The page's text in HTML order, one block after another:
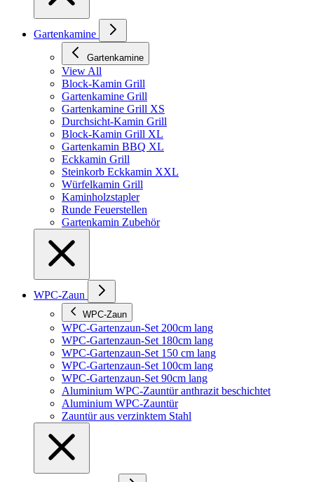
Gartenkamine
Gartenkamine
View All
Block-Kamin Grill
Gartenkamine Grill
Gartenkamine Grill XS
Durchsicht-Kamin Grill
Block-Kamin Grill XL
Gartenkamin BBQ XL
Eckkamin Grill
Steinkorb Eckkamin XXL
Würfelkamin Grill
Kaminholzstapler
Runde Feuerstellen
Gartenkamin Zubehör
WPC-Zaun
WPC-Zaun
WPC-Gartenzaun-Set 200cm lang
WPC-Gartenzaun-Set 180cm lang
WPC-Gartenzaun-Set 150 cm lang
WPC-Gartenzaun-Set 100cm lang
WPC-Gartenzaun-Set 90cm lang
Aluminium WPC-Zauntür anthrazit beschichtet
Aluminium WPC-Zauntür
Zauntür aus verzinktem Stahl